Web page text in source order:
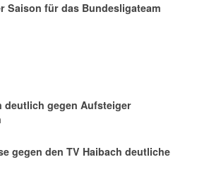
Saison für das Bundesligateam
deutlich gegen Aufsteiger
gegen den TV Haibach deutliche